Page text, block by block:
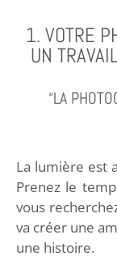
1. VOTRE
UN
“LA
La lumière est
Prenez le
vous
va créer une
une histoire.